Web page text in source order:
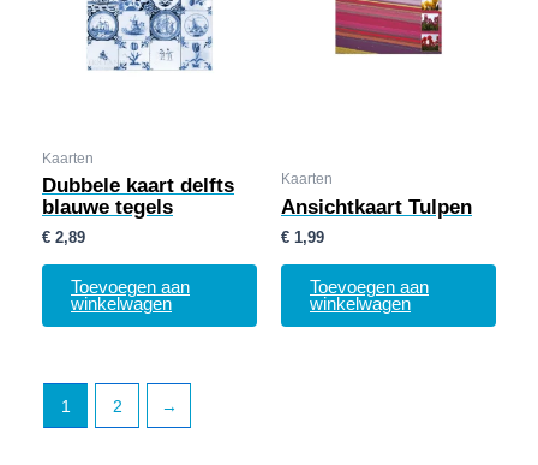
Kaarten
Dubbele kaart delfts
blauwe tegels
€ 2,89
Toevoegen aan
winkelwagen
Kaarten
Ansichtkaart Tulpen
€ 1,99
Toevoegen aan
winkelwagen
1 2 →